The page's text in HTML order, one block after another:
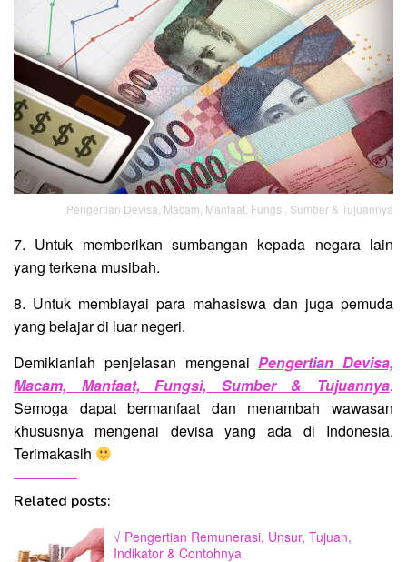
Pengertian Devisa, Macam, Manfaat, Fungsi, Sumber & Tujuannya
7. Untuk memberikan sumbangan kepada negara lain
yang terkena musibah.
8. Untuk membiayai para mahasiswa dan juga pemuda
yang belajar di luar negeri.
Demikianlah penjelasan mengenaiPengertian Devisa,
Macam, Manfaat, Fungsi, Sumber & Tujuannya.
Semoga dapat bermanfaat dan menambah wawasan
khususnya mengenai devisa yang ada di Indonesia.
Terimakasih
Related posts:
√ Pengertian Remunerasi, Unsur, Tujuan,
Indikator & Contohnya